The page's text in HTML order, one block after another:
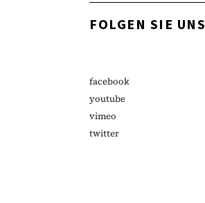
FOLGEN SIE UNS
facebook
youtube
vimeo
twitter